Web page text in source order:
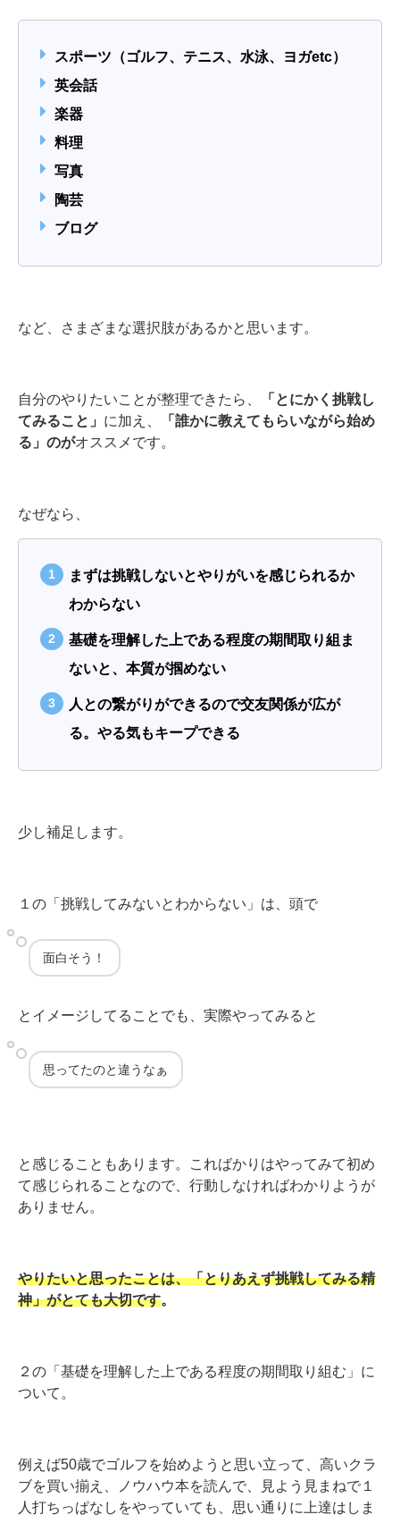
スポーツ（ゴルフ、テニス、水泳、ヨガetc）
英会話
楽器
料理
写真
陶芸
ブログ
など、さまざまな選択肢があるかと思います。
自分のやりたいことが整理できたら、
「とにかく挑戦し
てみること」 に加え、
「誰かに教えてもらいながら始め
る」のがオススメです。
なぜなら、
まずは挑戦しないとやりがいを感じられるか
わからない
基礎を理解した上である程度の期間取り組ま
ないと、本質が掴めない
人との繋がりができるので交友関係が広が
る。やる気もキープできる
少し補足します。
１の「挑戦してみないとわからない」は、頭で
面白そう！
とイメージしてることでも、実際やってみると
思ってたのと違うなぁ
と感じることもあります。こればかりはやってみて初め
て感じられることなので、行動しなければわかりようが
ありません。
やりたいと思ったことは、「とりあえず挑戦してみる精
神」がとても大切です。
２の「基礎を理解した上である程度の期間取り組む」に
ついて。
例えば50歳でゴルフを始めようと思い立って、高いクラ
ブを買い揃え、ノウハウ本を読んで、見よう見まねで１
人打ちっぱなしをやっていても、思い通りに上達はしま